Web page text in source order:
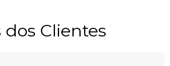
dos Clientes